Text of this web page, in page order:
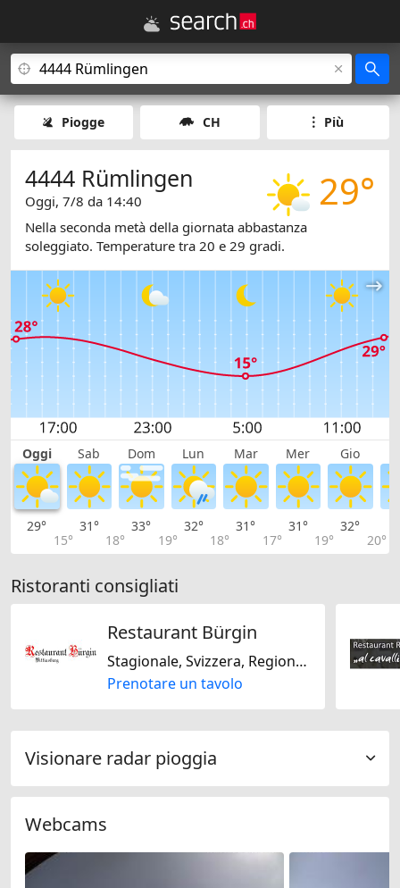
Piogge CH Più
29°
4444 Rümlingen
Oggi, 7/8 da 14:40
Nella seconda metà della giornata abbastanza
soleggiato. Temperature tra 20 e 29 gradi.
Oggi Sab Dom Lun Mar Mer Gio
29°
15°
31°
18°
33°
19°
32°
18°
31°
17°
31°
19°
32°
20°
Ristoranti consigliati
Restaurant Bürgin
Stagionale, Svizzera, Regionale, Senza glutine, Senza lattosio
Prenotare un tavolo
Visionare radar pioggia
Webcams